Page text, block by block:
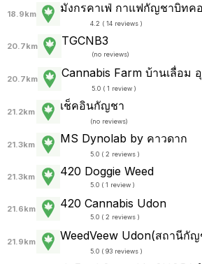
18.9km มังกรคาเฟ่ กาแฟกัญชาบิทค
4.2 ( 14 reviews )
20.7km TGCNB3
(no reviews)
20.7km Cannabis Farm บ้านเลื่อม
5.0 ( 1 review )
21.2km เช็คอินกัญชา
(no reviews)
21.3km MS Dynolab by คาวดาก
5.0 ( 2 reviews )
21.3km 420 Doggie Weed
5.0 ( 1 review )
21.6km 420 Cannabis Udon
5.0 ( 2 reviews )
21.9km WeedVeew Udon(สถานีกั
5.0 ( 93 reviews )